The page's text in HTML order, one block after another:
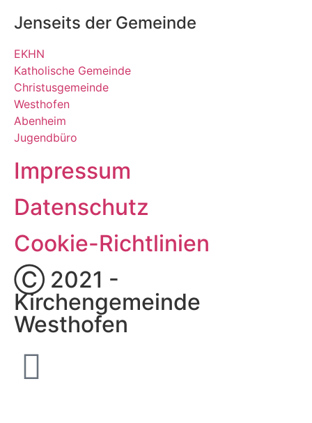
Jenseits der Gemeinde
EKHN
Katholische Gemeinde
Christusgemeinde
Westhofen
Abenheim
Jugendbüro
Impressum
Datenschutz
Cookie-Richtlinien
Ⓒ 2021 -
Kirchengemeinde
Westhofen